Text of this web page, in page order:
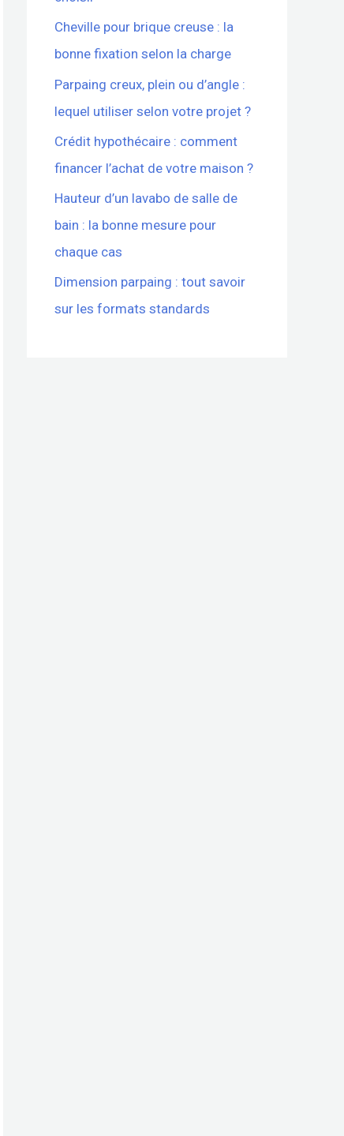
Cheville pour brique creuse : la
bonne fixation selon la charge
Parpaing creux, plein ou d’angle :
lequel utiliser selon votre projet ?
Crédit hypothécaire : comment
financer l’achat de votre maison ?
Hauteur d’un lavabo de salle de
bain : la bonne mesure pour
chaque cas
Dimension parpaing : tout savoir
sur les formats standards